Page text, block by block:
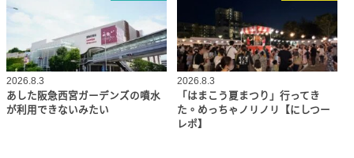
2026.8.3
あした阪急西宮ガーデンズの噴水
が利用できないみたい
2026.8.3
「はまこう夏まつり」行ってき
た。めっちゃノリノリ【にしつー
レポ】